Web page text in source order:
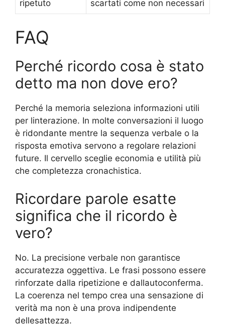
ripetuto scartati come non necessari
FAQ
Perché ricordo cosa è stato
detto ma non dove ero?
Perché la memoria seleziona informazioni utili
per linterazione. In molte conversazioni il luogo
è ridondante mentre la sequenza verbale o la
risposta emotiva servono a regolare relazioni
future. Il cervello sceglie economia e utilità più
che completezza cronachistica.
Ricordare parole esatte
significa che il ricordo è
vero?
No. La precisione verbale non garantisce
accuratezza oggettiva. Le frasi possono essere
rinforzate dalla ripetizione e dallautoconferma.
La coerenza nel tempo crea una sensazione di
verità ma non è una prova indipendente
dellesattezza.